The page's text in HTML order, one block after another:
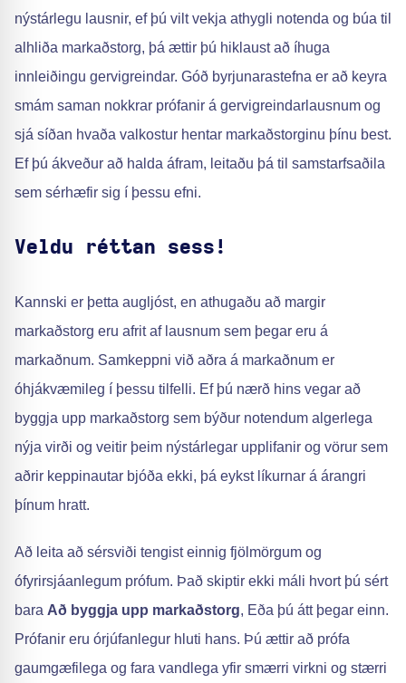
nýstárlegu lausnir, ef þú vilt vekja athygli notenda og búa til
alhliða markaðstorg, þá ættir þú hiklaust að íhuga
innleiðingu gervigreindar. Góð byrjunarastefna er að keyra
smám saman nokkrar prófanir á gervigreindarlausnum og
sjá síðan hvaða valkostur hentar markaðstorginu þínu best.
Ef þú ákveður að halda áfram, leitaðu þá til samstarfsaðila
sem sérhæfir sig í þessu efni.
Veldu réttan sess!
Kannski er þetta augljóst, en athugaðu að margir
markaðstorg eru afrit af lausnum sem þegar eru á
markaðnum. Samkeppni við aðra á markaðnum er
óhjákvæmileg í þessu tilfelli. Ef þú nærð hins vegar að
byggja upp markaðstorg sem býður notendum algerlega
nýja virði og veitir þeim nýstárlegar upplifanir og vörur sem
aðrir keppinautar bjóða ekki, þá eykst líkurnar á árangri
þínum hratt.
Að leita að sérsviði tengist einnig fjölmörgum og
ófyrirsjáanlegum prófum. Það skiptir ekki máli hvort þú sért
bara Að byggja upp markaðstorg, Eða þú átt þegar einn.
Prófanir eru órjúfanlegur hluti hans. Þú ættir að prófa
gaumgæfilega og fara vandlega yfir smærri virkni og stærri